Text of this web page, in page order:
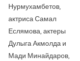
Нурмухамбетов,
актриса Самал
Еслямова, актеры
Дулыга Акмолда и
Мади Минайдаров,